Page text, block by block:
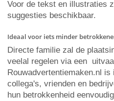
Voor de tekst en illustraties
suggesties beschikbaar.
Ideaal voor iets minder
Directe familie zal de
veelal regelen via een
Rouwadvertentiemaken.nl
collega's, vrienden en
hun betrokkenheid